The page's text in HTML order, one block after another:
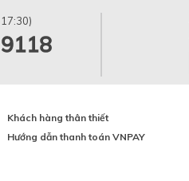
Khách hàng thân thiết
Hướng dẫn thanh toán VNPAY